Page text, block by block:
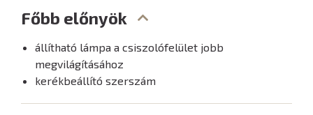
Főbb előnyök
állítható lámpa a csiszolófelület jobb
megvilágításához
kerékbeállító szerszám